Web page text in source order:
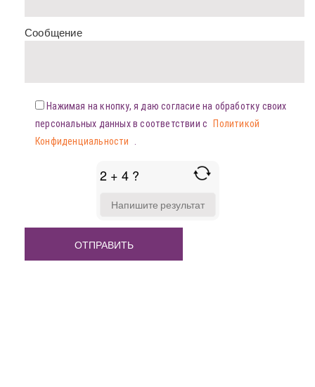
Сообщение
Нажимая на кнопку, я даю согласие на обработку своих
персональных данных в соответствии с
Политикой
Конфиденциальности
2 + 4 ?
FOR
+